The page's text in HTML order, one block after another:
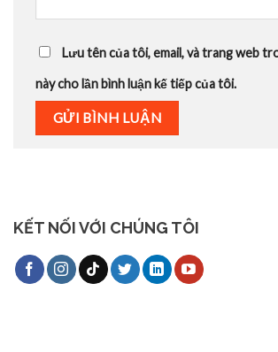
Lưu tên của tôi, email, và trang web
này cho lần bình luận kế tiếp của tôi.
KẾT NỐI VỚI CHÚNG TÔI